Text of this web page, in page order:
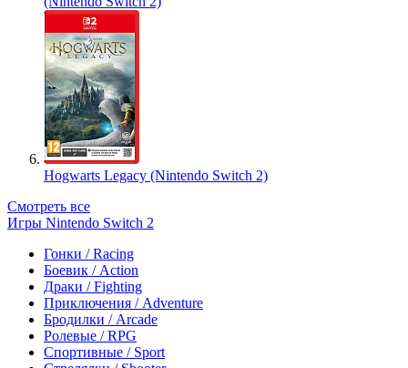
Hogwarts Legacy (Nintendo Switch 2)
Смотреть все
Игры Nintendo Switch 2
Гонки / Racing
Боевик / Action
Драки / Fighting
Приключения / Adventure
Бродилки / Arcade
Ролевые / RPG
Спортивные / Sport